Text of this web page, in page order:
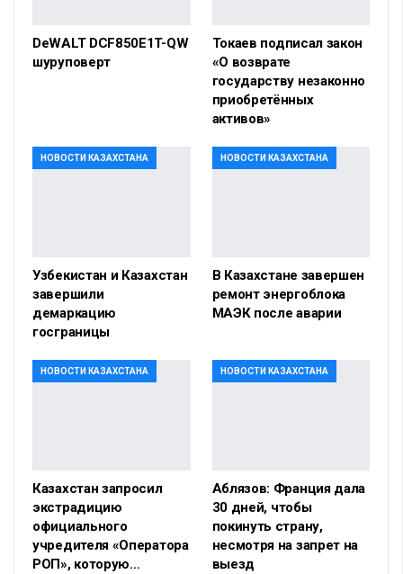
DeWALT DCF850E1T-QW
шуруповерт
Токаев подписал закон
«О возврате
государству незаконно
приобретённых
активов»
НОВОСТИ КАЗАХСТАНА
Узбекистан и Казахстан
завершили
демаркацию
госграницы
НОВОСТИ КАЗАХСТАНА
В Казахстане завершен
ремонт энергоблока
МАЭК после аварии
НОВОСТИ КАЗАХСТАНА
Казахстан запросил
экстрадицию
официального
учредителя «Оператора
РОП», которую…
НОВОСТИ КАЗАХСТАНА
Аблязов: Франция дала
30 дней, чтобы
покинуть страну,
несмотря на запрет на
выезд